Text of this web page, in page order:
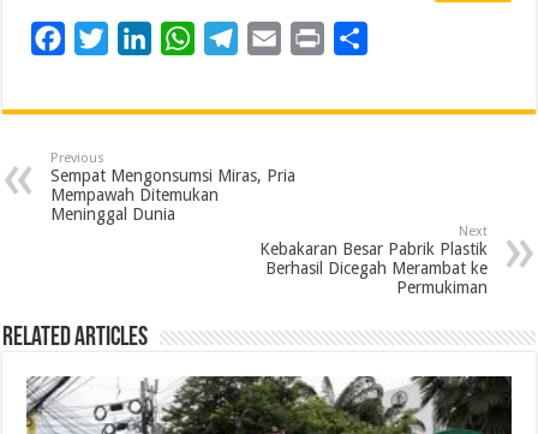
c
b
o
i
t
e
n
e
d
W
a
s
A
l
g
a
l
i
a
Previous
Sempat Mengonsumsi Miras, Pria
Mempawah Ditemukan
Meninggal Dunia
Next
Kebakaran Besar Pabrik Plastik
Berhasil Dicegah Merambat ke
Permukiman
Related Articles